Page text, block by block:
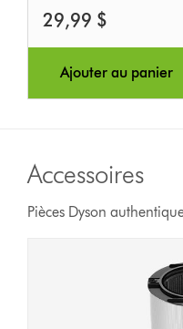
29,99 $
Ajouter au panier
Accessoires
Pièces Dyson